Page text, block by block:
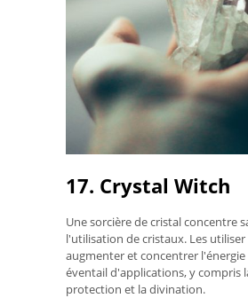
17. Crystal Witch
Une sorcière de cristal concentre
l'utilisation de cristaux. Les
augmenter et concentrer
éventail d'applications, y compris
protection et la divination.